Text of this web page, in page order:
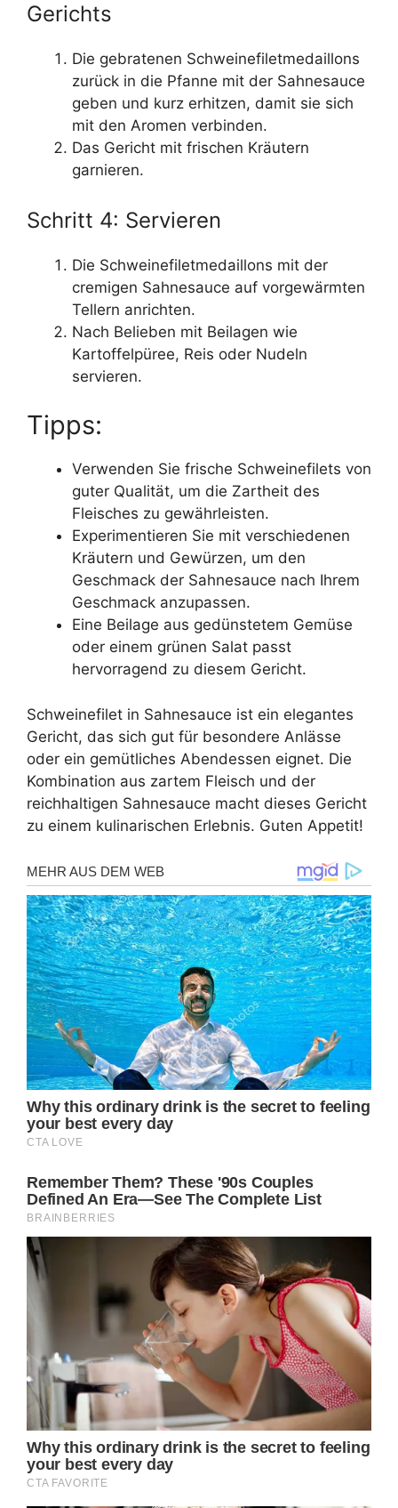
Gerichts
Die gebratenen Schweinefiletmedaillons
zurück in die Pfanne mit der Sahnesauce
geben und kurz erhitzen, damit sie sich
mit den Aromen verbinden.
Das Gericht mit frischen Kräutern
garnieren.
Schritt 4: Servieren
Die Schweinefiletmedaillons mit der
cremigen Sahnesauce auf vorgewärmten
Tellern anrichten.
Nach Belieben mit Beilagen wie
Kartoffelpüree, Reis oder Nudeln
servieren.
Tipps:
Verwenden Sie frische Schweinefilets von
guter Qualität, um die Zartheit des
Fleisches zu gewährleisten.
Experimentieren Sie mit verschiedenen
Kräutern und Gewürzen, um den
Geschmack der Sahnesauce nach Ihrem
Geschmack anzupassen.
Eine Beilage aus gedünstetem Gemüse
oder einem grünen Salat passt
hervorragend zu diesem Gericht.
Schweinefilet in Sahnesauce ist ein elegantes
Gericht, das sich gut für besondere Anlässe
oder ein gemütliches Abendessen eignet. Die
Kombination aus zartem Fleisch und der
reichhaltigen Sahnesauce macht dieses Gericht
zu einem kulinarischen Erlebnis. Guten Appetit!